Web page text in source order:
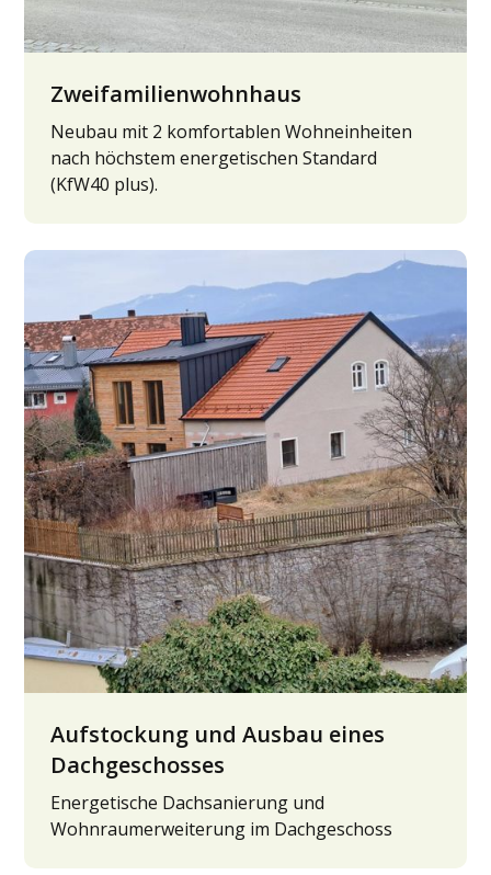
Zweifamilienwohnhaus
Neubau mit 2 komfortablen Wohneinheiten
nach höchstem energetischen Standard
(KfW40 plus).
Aufstockung und Ausbau eines
Dachgeschosses
Energetische Dachsanierung und
Wohnraumerweiterung im Dachgeschoss